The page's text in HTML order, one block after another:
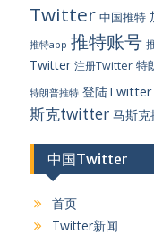
Twitter 中国推特
推特app 推特账号
Twitter 注册Twitter 特
特朗普推特 登陆Twitter
斯克twitter 马斯克
中国Twitter
首页
Twitter新闻